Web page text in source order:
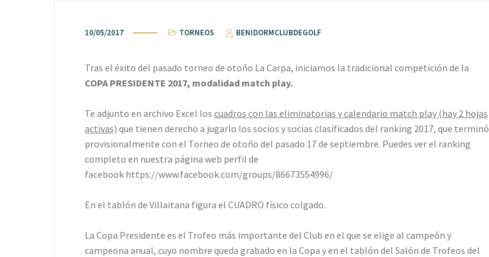
10/05/2017 TORNEOS BENIDORMCLUBDEGOLF
Tras el éxito del pasado torneo de otoño La Carpa, iniciamos la tradicional competición de la
COPA PRESIDENTE 2017, modalidad match play.
Te adjunto en archivo Excel los cuadros con las eliminatorias y calendario match play (hay 2 hojas
activas) que tienen derecho a jugarlo los socios y socias clasificados del ranking 2017, que terminó
provisionalmente con el Torneo de otoño del pasado 17 de septiembre. Puedes ver el ranking
completo en nuestra página web perfil de
facebook https://www.facebook.com/groups/86673554996/
En el tablón de Villaitana figura el CUADRO físico colgado.
La Copa Presidente es el Trofeo más importante del Club en el que se elige al campeón y
campeona anual, cuyo nombre queda grabado en la Copa y en el tablón del Salón de Trofeos del